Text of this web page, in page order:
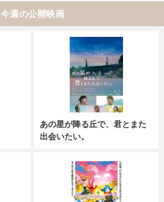
今週の公開映画
あの星が降る丘で、君とまた
出会いたい。